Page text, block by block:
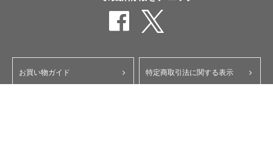
お買い物ガイド 特定商取引法に関する表示